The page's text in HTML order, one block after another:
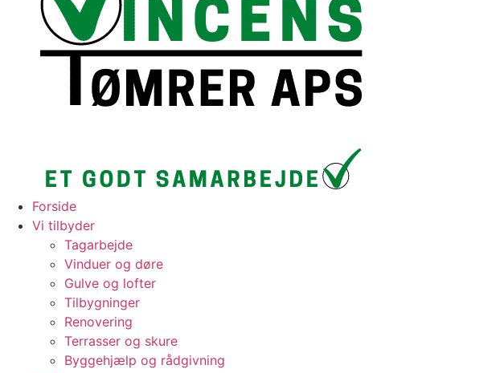
Forside
Vi tilbyder
Tagarbejde
Vinduer og døre
Gulve og lofter
Tilbygninger
Renovering
Terrasser og skure
Byggehjælp og rådgivning